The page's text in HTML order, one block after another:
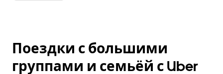
Поездки с большими
группами и семьёй с Uber